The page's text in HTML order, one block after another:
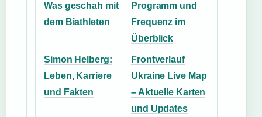
Was geschah mit
dem Biathleten
Programm und
Frequenz im
Überblick
Simon Helberg:
Leben, Karriere
und Fakten
Frontverlauf
Ukraine Live Map
– Aktuelle Karten
und Updates